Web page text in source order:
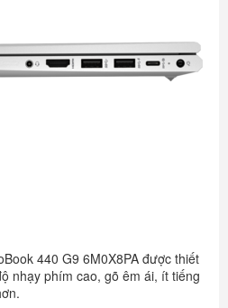
440 G9 6M0X8PA được thiết
nhạy phím cao, gõ êm ái, ít tiếng